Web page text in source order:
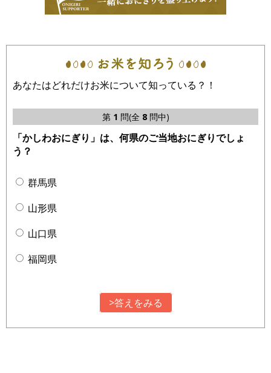
あなたはどれだけお米について知っている？！
第 1 問(全 8問中)
「かしわおにぎり」は、何県のご当地おにぎりでしょ
う？
群馬県
山形県
山口県
福岡県
>答えをみる